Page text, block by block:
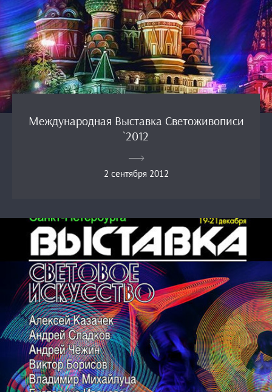
Международная Выставка Светоживописи
`2012
2 сентября 2012